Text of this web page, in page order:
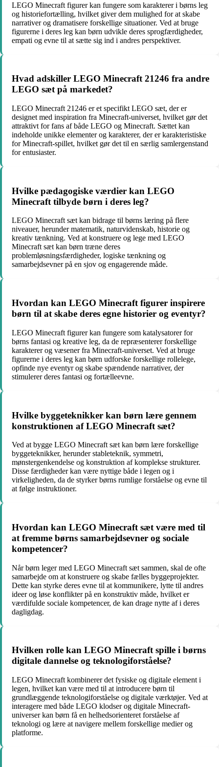
LEGO Minecraft figurer kan fungere som karakterer i børns leg
og historiefortælling, hvilket giver dem mulighed for at skabe
narrativer og dramatisere forskellige situationer. Ved at bruge
figurerne i deres leg kan børn udvikle deres sprogfærdigheder,
empati og evne til at sætte sig ind i andres perspektiver.
Hvad adskiller LEGO Minecraft 21246 fra andre
LEGO sæt på markedet?
LEGO Minecraft 21246 er et specifikt LEGO sæt, der er
designet med inspiration fra Minecraft-universet, hvilket gør det
attraktivt for fans af både LEGO og Minecraft. Sættet kan
indeholde unikke elementer og karakterer, der er karakteristiske
for Minecraft-spillet, hvilket gør det til en særlig samlergenstand
for entusiaster.
Hvilke pædagogiske værdier kan LEGO
Minecraft tilbyde børn i deres leg?
LEGO Minecraft sæt kan bidrage til børns læring på flere
niveauer, herunder matematik, naturvidenskab, historie og
kreativ tænkning. Ved at konstruere og lege med LEGO
Minecraft sæt kan børn træne deres
problemløsningsfærdigheder, logiske tænkning og
samarbejdsevner på en sjov og engagerende måde.
Hvordan kan LEGO Minecraft figurer inspirere
børn til at skabe deres egne historier og eventyr?
LEGO Minecraft figurer kan fungere som katalysatorer for
børns fantasi og kreative leg, da de repræsenterer forskellige
karakterer og væsener fra Minecraft-universet. Ved at bruge
figurerne i deres leg kan børn udforske forskellige rollelege,
opfinde nye eventyr og skabe spændende narrativer, der
stimulerer deres fantasi og fortælleevne.
Hvilke byggeteknikker kan børn lære gennem
konstruktionen af LEGO Minecraft sæt?
Ved at bygge LEGO Minecraft sæt kan børn lære forskellige
byggeteknikker, herunder stableteknik, symmetri,
mønstergenkendelse og konstruktion af komplekse strukturer.
Disse færdigheder kan være nyttige både i legen og i
virkeligheden, da de styrker børns rumlige forståelse og evne til
at følge instruktioner.
Hvordan kan LEGO Minecraft sæt være med til
at fremme børns samarbejdsevner og sociale
kompetencer?
Når børn leger med LEGO Minecraft sæt sammen, skal de ofte
samarbejde om at konstruere og skabe fælles byggeprojekter.
Dette kan styrke deres evne til at kommunikere, lytte til andres
ideer og løse konflikter på en konstruktiv måde, hvilket er
værdifulde sociale kompetencer, de kan drage nytte af i deres
dagligdag.
Hvilken rolle kan LEGO Minecraft spille i børns
digitale dannelse og teknologiforståelse?
LEGO Minecraft kombinerer det fysiske og digitale element i
legen, hvilket kan være med til at introducere børn til
grundlæggende teknologiforståelse og digitale værktøjer. Ved at
interagere med både LEGO klodser og digitale Minecraft-
universer kan børn få en helhedsorienteret forståelse af
teknologi og lære at navigere mellem forskellige medier og
platforme.